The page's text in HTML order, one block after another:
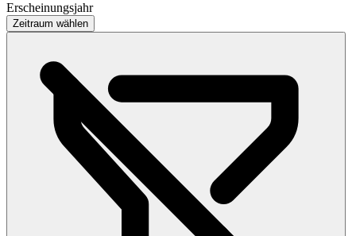
Erscheinungsjahr
Zeitraum wählen